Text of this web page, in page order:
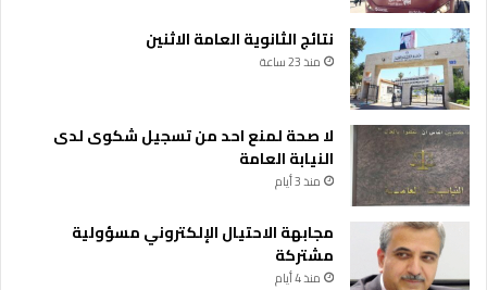
نتائج الثانوية العامة الاثنين
منذ 23 ساعة
لا صحة لمنع احد من تسجيل شكوى لدى
النيابة العامة
منذ 3 أيام
مجابهة الاحتيال الإلكتروني مسؤولية
مشتركة
منذ 4 أيام